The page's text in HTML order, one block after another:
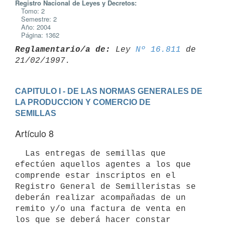
Registro Nacional de Leyes y Decretos:
Tomo: 2
Semestre: 2
Año: 2004
Página: 1362
Reglamentario/a de: Ley Nº 16.811
de
CAPITULO I - DE LAS NORMAS GENERALES DE
LA PRODUCCION Y COMERCIO DE
SEMILLAS
Artículo 8
efectúen aquellos agentes a los que
comprende estar inscriptos en el
Registro General de Semilleristas se
deberán realizar acompañadas de un
remito y/o una factura de venta en
los que se deberá hacer constar